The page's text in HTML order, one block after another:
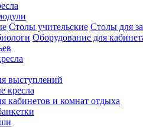
Столы учительские Столы для
Оборудование для
выступлений
кресла
кабинетов и комнат отдыха